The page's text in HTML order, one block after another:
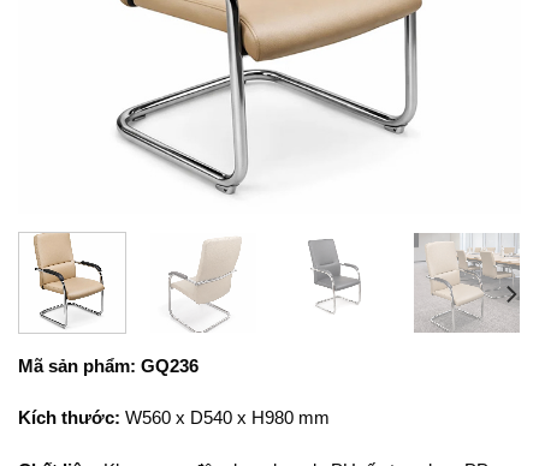
Mã sản phẩm: GQ236
Kích thước: W560 x D540 x H980 mm